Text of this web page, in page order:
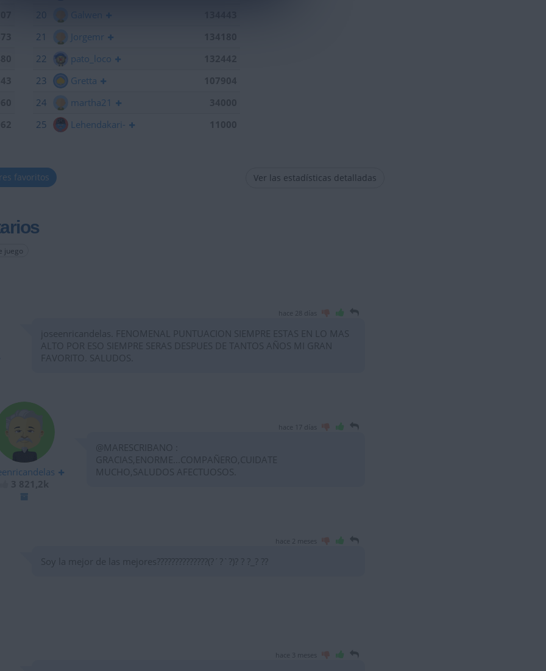
20
Galwen
21
Jorgemr
22
pato_loco
23
Gretta
24
martha21
25
Lehendakari-
favoritos Ver las estadísticas detalladas
juego
hace 28 días
joseenricandelas. FENOMENAL PUNTUACION SIEMPRE ESTAS EN LO MAS
ALTO POR ESO SIEMPRE SERAS DESPUES DE TANTOS AÑOS MI GRAN
FAVORITO. SALUDOS.
hace 17 días
@MARESCRIBANO :
GRACIAS,ENORME...COMPAÑERO,CUIDATE
MUCHO,SALUDOS AFECTUOSOS.
hace 2 meses
Soy la mejor de las mejores??????????????(?´?`?)? ? ?_? ??
hace 3 meses